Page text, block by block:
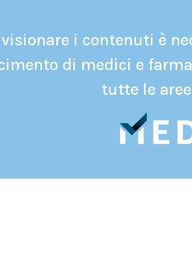
visionare i contenuti è
di medici e
tutte le